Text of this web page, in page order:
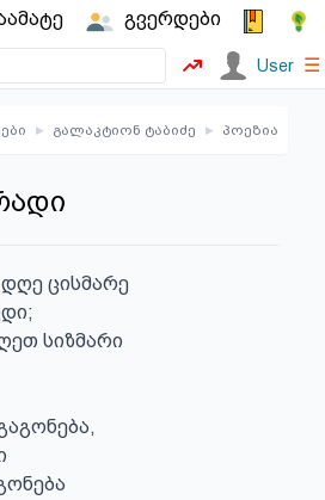
გვერდები
User ☰
▸ გალაკტიონ ტაბიძე ▸ პოეზია
ცისმარე
სიზმარი